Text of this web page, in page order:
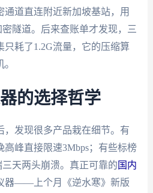
道直连附近新加坡基站，用
隧道。后来查账单才发现，三
只耗了1.2G流量，它的压缩算
的选择哲学
，发现很多产品栽在细节。有
峰直接限速3Mbps；有些标榜
天两头崩溃。真正可靠的 国内
器——上个月《逆水寒》新版